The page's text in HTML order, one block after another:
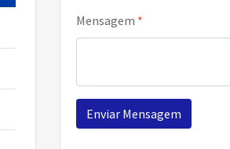
Mensagem *
Enviar Mensagem